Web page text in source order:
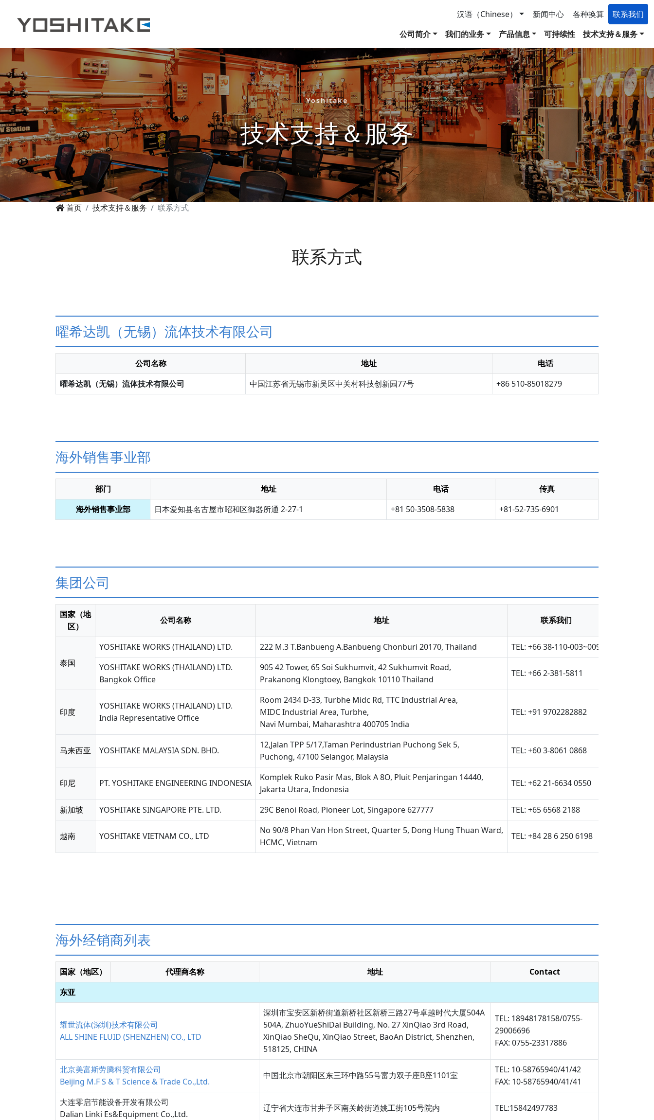
汉语（Chinese） 新闻中心 各种换算
联系我们
公司简介
我们的业务 产品信息 可持续性 技术支持＆服务
Yoshitake
技术支持＆服务
首页 技术支持＆服务 联系方式
联系方式
曜希达凯（无锡）流体技术有限公司
公司名称 地址
电话
曜希达凯（无锡）流体技术有限公司
中国江苏省无锡市新吴区中关村科技创新园77号 +86 510-85018279
海外销售事业部
部门 地址 电话
传真
海外销售事业部
日本爱知县名古屋市昭和区御器所通 2-27-1 +81 50-3508-5838 +81-52-735-6901
集团公司
国家（地
区）
公司名称 地址 联系我们
泰国
YOSHITAKE WORKS (THAILAND) LTD. 222 M.3 T.Banbueng A.Banbueng Chonburi 20170, Thailand
TEL: +66 38-110-003~009
YOSHITAKE WORKS (THAILAND) LTD.
Bangkok Office
905 42 Tower, 65 Soi Sukhumvit, 42 Sukhumvit Road,
Prakanong Klongtoey, Bangkok 10110 Thailand
TEL: +66 2-381-5811
印度
YOSHITAKE WORKS (THAILAND) LTD.
India Representative Office
Room 2434 D-33, Turbhe Midc Rd, TTC Industrial Area,
MIDC Industrial Area, Turbhe,
Navi Mumbai, Maharashtra 400705 India
TEL: +91 9702282882
马来西亚 YOSHITAKE MALAYSIA SDN. BHD.
12,Jalan TPP 5/17,Taman Perindustrian Puchong Sek 5,
Puchong, 47100 Selangor, Malaysia
TEL: +60 3-8061 0868
印尼 PT. YOSHITAKE ENGINEERING INDONESIA
Komplek Ruko Pasir Mas, Blok A 8O, Pluit Penjaringan 14440,
Jakarta Utara, Indonesia
TEL: +62 21-6634 0550
新加坡 YOSHITAKE SINGAPORE PTE. LTD. 29C Benoi Road, Pioneer Lot, Singapore 627777 TEL: +65 6568 2188
越南 YOSHITAKE VIETNAM CO., LTD
No 90/8 Phan Van Hon Street, Quarter 5, Dong Hung Thuan Ward,
HCMC, Vietnam
TEL: +84 28 6 250 6198
海外经销商列表
国家（地区） 代理商名称 地址
Contact
东亚
耀世流体(深圳)技术有限公司
ALL SHINE FLUID (SHENZHEN) CO., LTD
深圳市宝安区新桥街道新桥社区新桥三路27号卓越时代大厦504A
504A, ZhuoYueShiDai Building, No. 27 XinQiao 3rd Road,
XinQiao SheQu, XinQiao Street, BaoAn District, Shenzhen,
518125, CHINA
TEL: 18948178158/0755-
29006696
FAX: 0755-23317886
北京美富斯劳腾科贸有限公司
Beijing M.F S & T Science & Trade Co.,Ltd.
中国北京市朝阳区东三环中路55号富力双子座B座1101室
TEL: 10-58765940/41/42
FAX: 10-58765940/41/41
大连零启节能设备开发有限公司
Dalian Linki Es&Equipment Co.,Ltd.
辽宁省大连市甘井子区南关岭街道姚工街105号院内 TEL:15842497783